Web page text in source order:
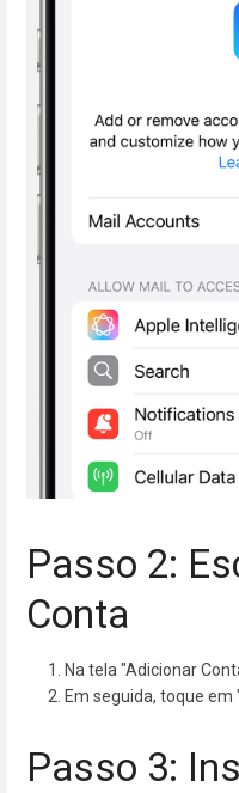
Passo 2:
Conta
Na tela "Adicionar
Em seguida, toque em
Passo 3: